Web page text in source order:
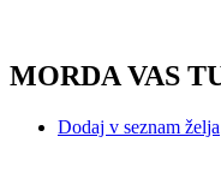
MORDA VAS
Dodaj v seznam želja